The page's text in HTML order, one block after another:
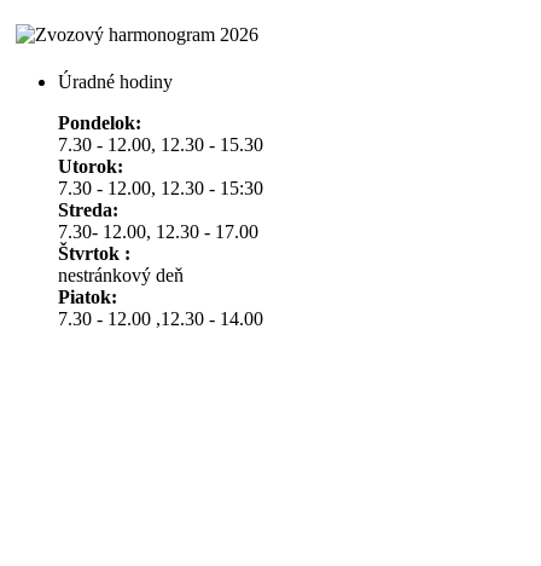
Úradné hodiny
Pondelok:
7.30 - 12.00, 12.30 - 15.30
Utorok:
7.30 - 12.00, 12.30 - 15:30
Streda:
7.30- 12.00, 12.30 - 17.00
Štvrtok :
nestránkový deň
Piatok:
7.30 - 12.00 ,12.30 - 14.00